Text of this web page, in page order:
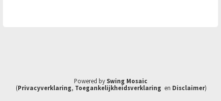
Powered by Swing Mosaic
(Privacyverklaring, Toegankelijkheidsverklaring en Disclaimer)